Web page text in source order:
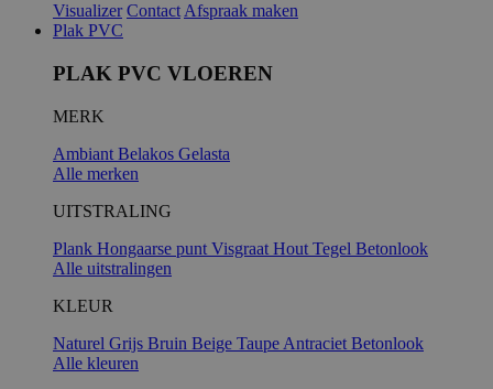
Visualizer ContactAfspraak maken
Plak PVC
PLAK PVC VLOEREN
MERK
Ambiant Belakos Gelasta
Alle merken
UITSTRALING
Plank Hongaarse punt Visgraat Hout Tegel Betonlook
Alle uitstralingen
KLEUR
Naturel Grijs Bruin Beige Taupe Antraciet Betonlook
Alle kleuren